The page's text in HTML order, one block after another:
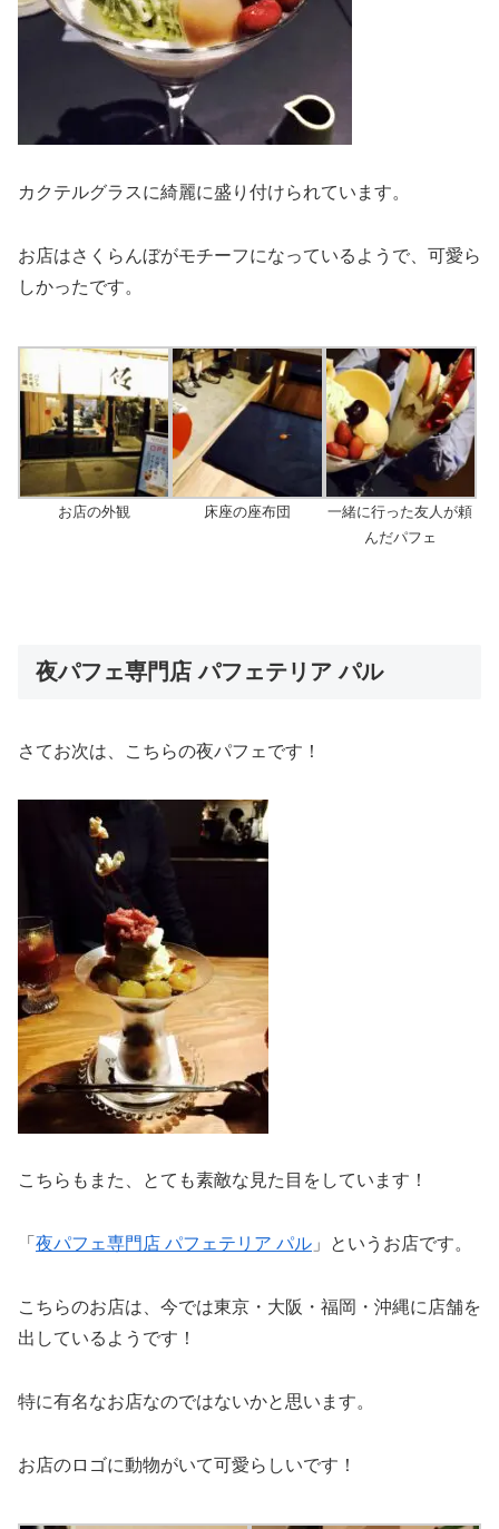
カクテルグラスに綺麗に盛り付けられています。
お店はさくらんぼがモチーフになっているようで、可愛ら
しかったです。
お店の外観 床座の座布団
一緒に行った友人が頼
んだパフェ
夜パフェ専門店 パフェテリア パル
さてお次は、こちらの夜パフェです！
こちらもまた、とても素敵な見た目をしています！
「 夜パフェ専門店 パフェテリア パル 」というお店です。
こちらのお店は、今では東京・大阪・福岡・沖縄に店舗を
出しているようです！
特に有名なお店なのではないかと思います。
お店のロゴに動物がいて可愛らしいです！